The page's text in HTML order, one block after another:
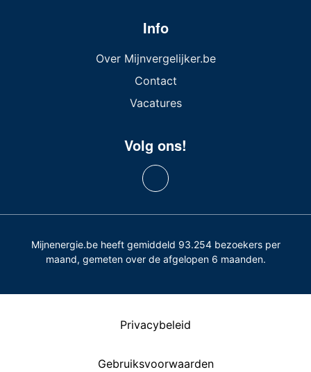
Info
Over Mijnvergelijker.be
Contact
Vacatures
Volg ons!
Mijnenergie.be heeft gemiddeld 93.254 bezoekers per
maand, gemeten over de afgelopen 6 maanden.
Privacybeleid
Gebruiksvoorwaarden